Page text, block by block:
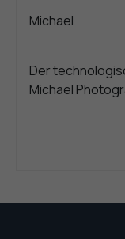
Michael
Der
Michael